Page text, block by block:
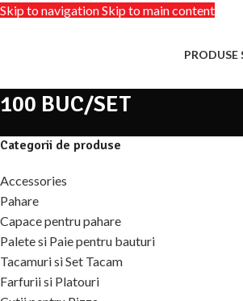
Skip to navigationSkip to main content
PRODUSE
100 BUC/SET
Categorii de produse
Accessories
Pahare
Capace pentru pahare
Palete si Paie pentru bauturi
Tacamuri si Set Tacam
Farfurii si Platouri